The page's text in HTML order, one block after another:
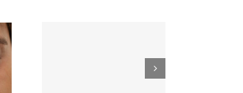
Troubles DYS : la